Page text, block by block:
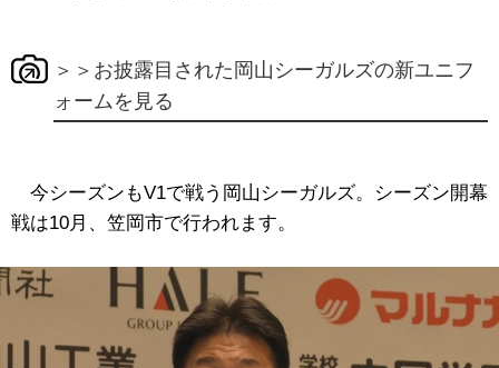
＞＞お披露目された岡山シーガルズの新ユニフ
ォームを見る
今シーズンもV1で戦う岡山シーガルズ。シーズン開幕
戦は10月、笠岡市で行われます。